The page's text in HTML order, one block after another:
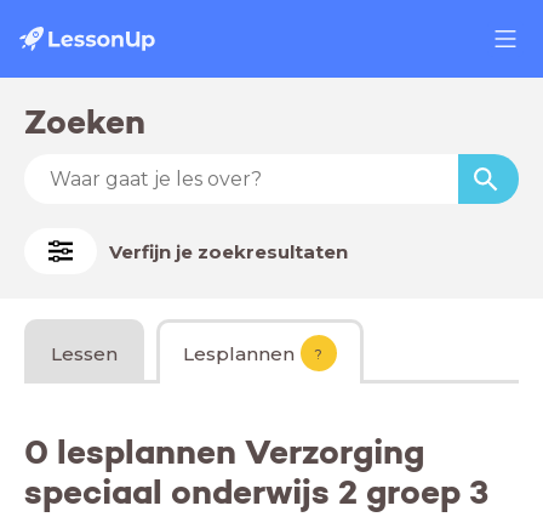
Zoeken
Verfijn je zoekresultaten
Lessen Lesplannen ?
0 lesplannen Verzorging
speciaal onderwijs 2 groep 3